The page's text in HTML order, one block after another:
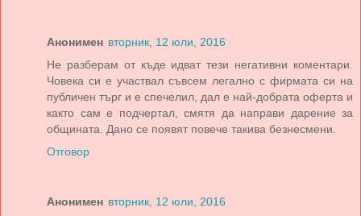
Анонимен вторник, 12 юли, 2016
Не разберам от къде идват тези негативни коментари.
Човека си е участвал съвсем легално с фирмата си на
публичен търг и е спечелил, дал е най-добрата оферта и
както сам е подчертал, смятя да направи дарение за
общината. Дано се появят повече такива безнесмени.
Отговор
Анонимен вторник, 12 юли, 2016